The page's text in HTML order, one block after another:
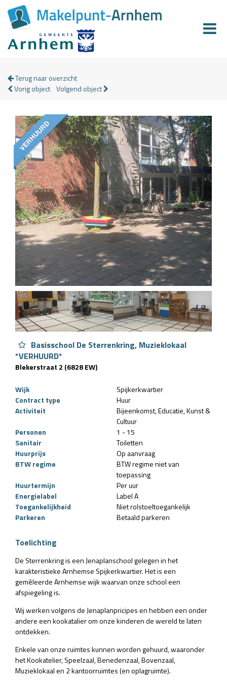
Terug naar overzicht
Vorig object Volgend object
Basisschool De Sterrenkring, Muzieklokaal
*VERHUURD*
Blekerstraat 2 (6828 EW)
Wijk
Spijkerkwartier
Contract type
Huur
Activiteit
Bijeenkomst Educatie Kunst &
Cultuur
Personen
1 - 15
Sanitair
Toiletten
Huurprijs
Op aanvraag
BTW regime
BTW regime niet van
toepassing
Huurtermijn
Per uur
Energielabel
Label A
Toegankelijkheid
Niet rolstoeltoegankelijk
Parkeren
Betaald parkeren
Toelichting
De Sterrenkring is een Jenaplanschool gelegen in het
karakteristieke Arnhemse Spijkerkwartier. Het is een
gemêleerde Arnhemse wijk waarvan onze school een
afspiegeling is.
Wij werken volgens de Jenaplanpricipes en hebben een onder
andere een kookatalier om onze kinderen de wereld te laten
ontdekken.
Enkele van onze ruimtes kunnen worden gehuurd, waaronder
het Kookatelier, Speelzaal, Benedenzaal, Bovenzaal,
Muzieklokaal en 2 kantoorruimtes (en oplagruimte).